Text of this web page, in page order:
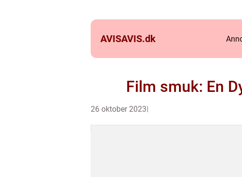
AVISAVIS.dk
Film smuk: En
26 oktober 2023